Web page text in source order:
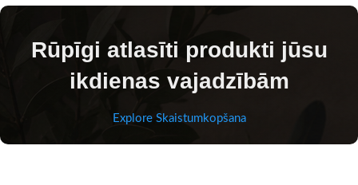
Rūpīgi atlasīti produkti jūsu
ikdienas vajadzībām
Explore Skaistumkopšana